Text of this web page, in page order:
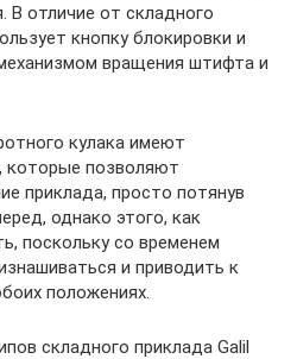
В отличие от складного
кнопку блокировки и
вращения штифта и
кулака имеют
которые позволяют
приклада, просто потянув
однако этого, как
поскольку со временем
и приводить к
положениях.
складного приклада Galil